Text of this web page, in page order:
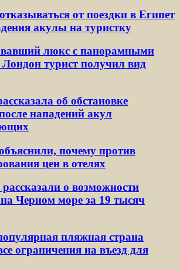
от поездки в Египет
акулы на туристку
люкс с панорамными
турист получил вид
об обстановке
нападений акул
почему против
цен в отелях
о возможности
Черном море за 19 тысяч
пляжная страна
ограничения на въезд для